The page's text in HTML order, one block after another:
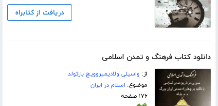
دریافت از کتابراه
دانلود کتاب فرهنگ و تمدن اسلامی
از: واسیلی ولادیمیروویچ بارتولد
موضوع: اسلام در ایران
۱۷۶ صفحه